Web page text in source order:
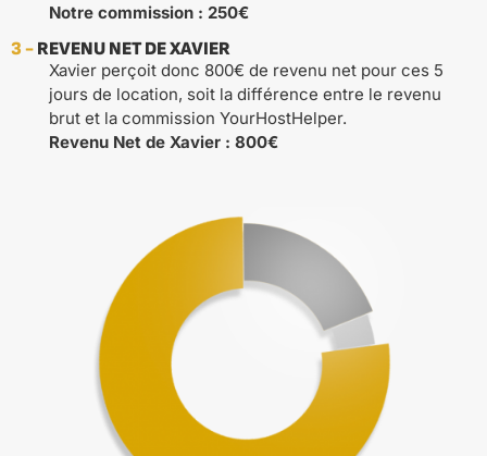
Notre commission : 250€
3 - REVENU NET DE XAVIER
Xavier perçoit donc 800€ de revenu net pour ces 5
jours de location, soit la différence entre le revenu
brut et la commission YourHostHelper.
Revenu Net de Xavier : 800€